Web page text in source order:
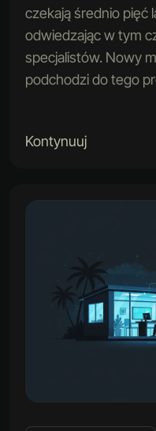
czekają średnio pięć
odwiedzając w tym
specjalistów. Nowy
podchodzi do tego
Kontynuuj